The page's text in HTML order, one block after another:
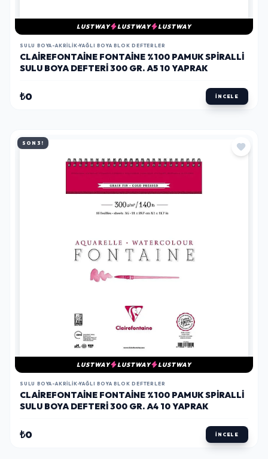
LUSTWAY LUSTWAY LUSTWAY
SULU BOYA-AKRILIK-YAĞLI BOYA BLOK DEFTERLER
CLAIREFONTAINE FONTAINE %100 PAMUK SPIRALLI
SULU BOYA DEFTERI 300 GR. A5 10 YAPRAK
₺0 İNCELE
SON 3!
LUSTWAY LUSTWAY LUSTWAY
SULU BOYA-AKRILIK-YAĞLI BOYA BLOK DEFTERLER
CLAIREFONTAINE FONTAINE %100 PAMUK SPIRALLI
SULU BOYA DEFTERI 300 GR. A4 10 YAPRAK
₺0 İNCELE